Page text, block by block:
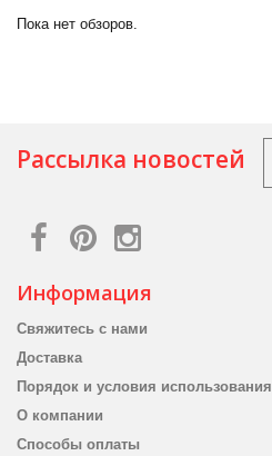
Пока нет обзоров.
Рассылка новостей
Информация
Свяжитесь с нами
Доставка
Порядок и условия использования
О компании
Способы оплаты